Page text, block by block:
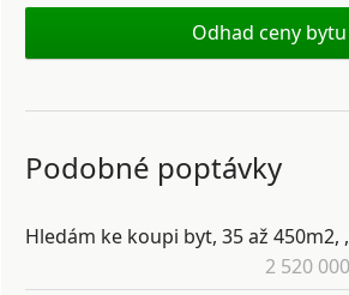
Odhad ceny bytu
Podobné poptávky
Hledám ke koupi byt, 35 až 450m2,
2 520